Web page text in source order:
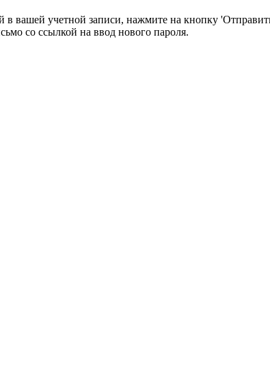
в вашей учетной записи, нажмите на кнопку
со ссылкой на ввод нового пароля.